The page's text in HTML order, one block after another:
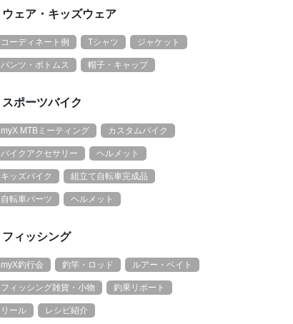
ウェア・キッズウェア
コーディネート例 Tシャツ ジャケット
パンツ・ボトムス 帽子・キャップ
スポーツバイク
myX MTBミーティング カスタムバイク
バイクアクセサリー ヘルメット
キッズバイク 組立て自転車完成品
自転車パーツ ヘルメット
フィッシング
myX釣行会 釣竿・ロッド ルアー・ベイト
フィッシング雑貨・小物 釣果リポート
リール レシピ紹介